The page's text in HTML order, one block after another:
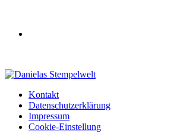
Kontakt
Datenschutzerklärung
Impressum
Cookie-Einstellung